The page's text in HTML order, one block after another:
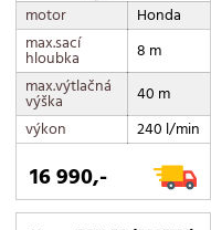
motor
Honda
max.sací
hloubka
8 m
max.výtlačná
výška
40 m
výkon
240 l/min
16 990,-